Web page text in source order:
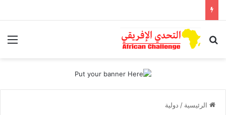
بحث عن
الرئيسية / دولية